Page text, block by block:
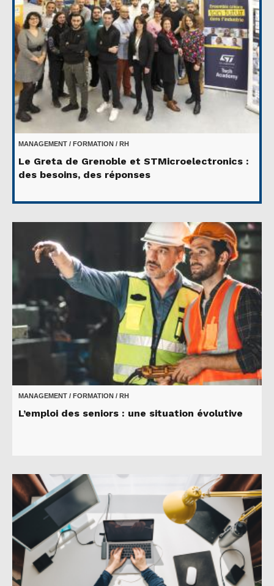
MANAGEMENT / FORMATION / RH
Le Greta de Grenoble et STMicroelectronics :
des besoins, des réponses
MANAGEMENT / FORMATION / RH
L’emploi des seniors : une situation évolutive